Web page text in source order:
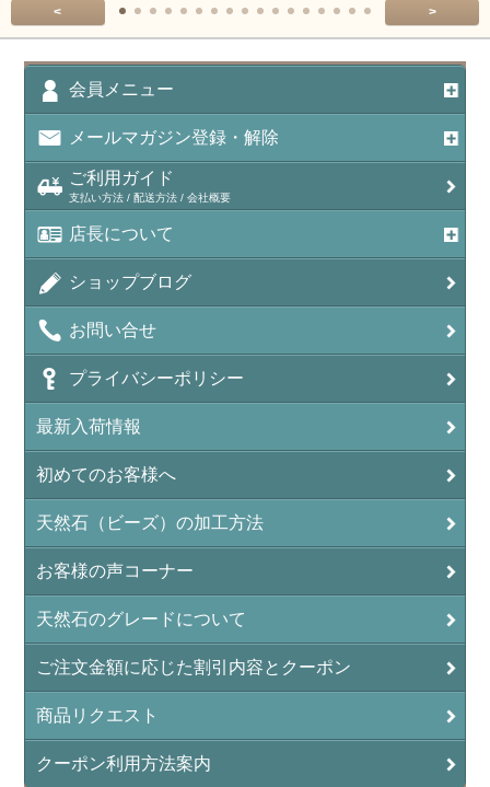
アポフィライト（Apophylite）/魚眼石
アメジスト（紫水晶/Amethyst）
アメシスティンクォーツ（Amethest in quartz）
ラベンダーアメジスト
アメトリン（紫黄水晶/Ametrine）
アラゴナイト（霰石/Aragonite）
アンフィボールインクォーツ(Amphibole)
アンフィボールロック/角閃岩（Amphibole ）
イーグルアイ（EagleEye）
インカローズ（ロードクロサイト/Rhodochrosite）
インディアンアゲート(Indian Agate)
エメラルド(emerald/翠玉)
エレスチャル(elestial/骸骨水晶)
オーロラクォーツ(レインボー水晶)
オニキス(ブラック)(Black Onyx)
オブシディアン（黒曜石/Obsidian）
< >
会員メニュー
メールマガジン登録・解除
ご利用ガイド
支払い方法 / 配送方法 / 会社概要
店長について
ショップブログ
お問い合せ
プライバシーポリシー
最新入荷情報
初めてのお客様へ
天然石（ビーズ）の加工方法
お客様の声コーナー
天然石のグレードについて
ご注文金額に応じた割引内容とクーポン
商品リクエスト
クーポン利用方法案内